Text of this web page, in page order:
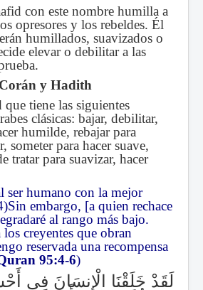
con este nombre humilla a
opresores y los rebeldes. Él
humillados, suavizados o
elevar o debilitar a las
y Hadith
tiene las siguientes
clásicas: bajar, debilitar,
humilde, rebajar para
someter para hacer suave,
tratar para suavizar, hacer
ser humano con la mejor
embargo, [a quien rechace
al rango más bajo.
creyentes que obran
reservada una recompensa
95:4-6)
لَقَدْ خَلَقْنَا الْإِنسَانَ فِي